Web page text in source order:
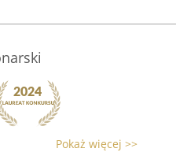
Pokaż więcej >>